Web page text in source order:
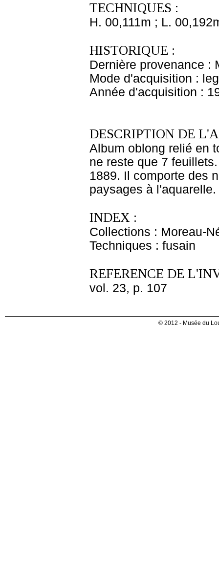
TECHNIQUES :
H. 00,111m ; L.
HISTORIQUE :
Dernière provenance :
Mode d'acquisition :
Année d'acquisition :
DESCRIPTION DE
Album oblong relié en
ne reste que 7
1889. Il comporte des
paysages à
INDEX :
Collections : Moreau-
Techniques : fusain
REFERENCE DE
vol. 23, p. 107
© 2012 - Musée du